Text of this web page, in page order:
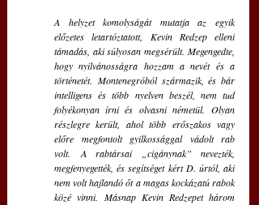
A helyzet komolyságát mutatja az egyik
előzetes letartóztatott, Kevin Redzep elleni
támadás, aki súlyosan megsérült. Megengedte,
hogy nyilvánosságra hozzam a nevét és a
történetét. Montenegróból származik, és bár
intelligens és több nyelven beszél, nem tud
folyékonyan írni és olvasni németül. Olyan
részlegre került, ahol több erőszakos vagy
előre megfontolt gyilkossággal vádolt rab
volt. A rabtársai „cigánynak” nevezték,
megfenyegették, és segítséget kért D. úrtól, aki
nem volt hajlandó őt a magas kockázatú rabok
közé vinni. Másnap Kevin Redzepet három